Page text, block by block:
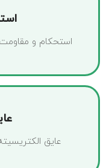
استحکام و مقاومت
عایق